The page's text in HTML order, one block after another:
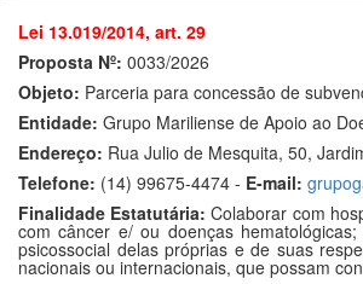
Lei 13.019/2014, art. 29
Proposta Nº: 0033/2026
Objeto: Parceria para concessão de
Entidade: Grupo Mariliense de Apoio ao
Endereço: Rua Julio de Mesquita, 50,
Telefone: (14) 99675-4474 - E-mail:
Finalidade Estatutária: Colaborar com
com câncer e/ ou doenças
psicossocial delas próprias e de suas
nacionais ou internacionais, que possam